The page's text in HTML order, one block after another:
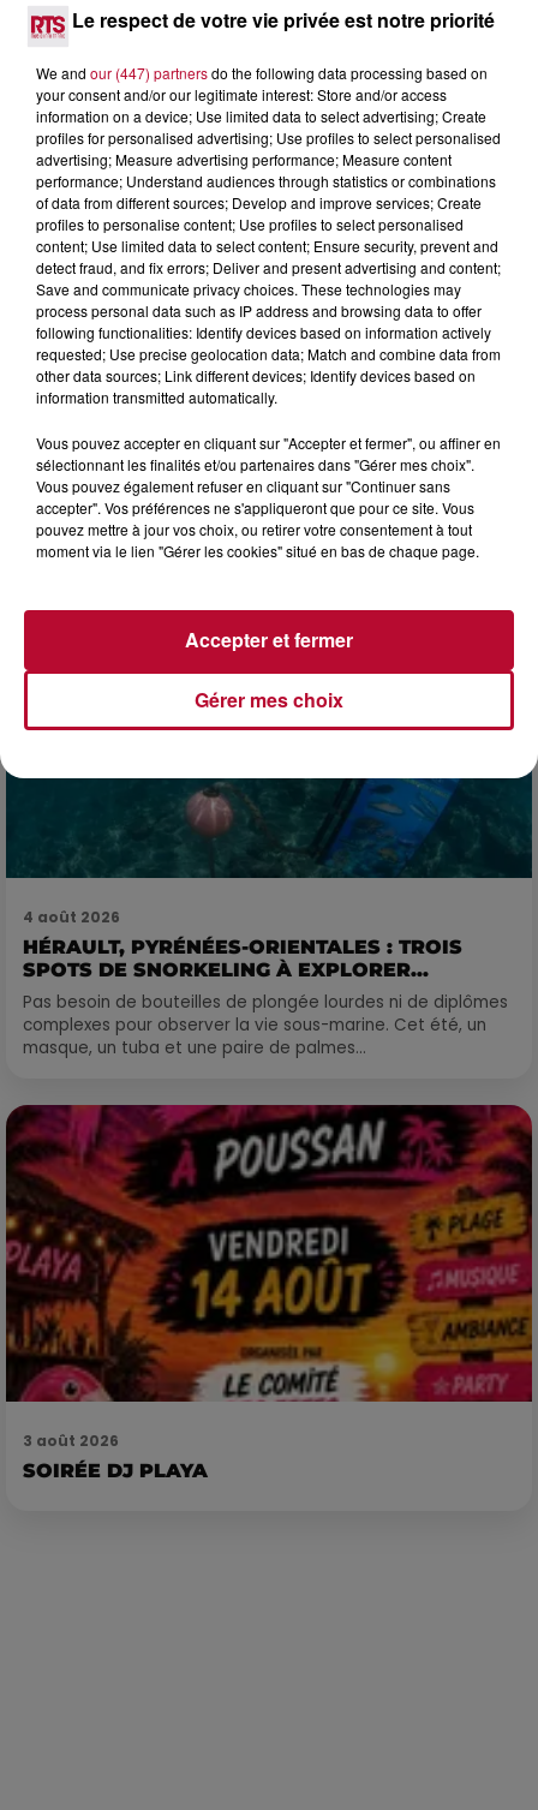
LES ARÈNES CES 3...
Après un franc succès l'été dernier, le spectacle « Le Rêve
du gladiateur » revient illuminer l'amphithéâtre romain les 6,
7 et 8 août. Une fresque nocturne...
4 août 2026
FÊTE DE LA POLYNÉSIE À VILLEVEYRAC
4 août 2026
HÉRAULT, PYRÉNÉES-ORIENTALES : TROIS
SPOTS DE SNORKELING À EXPLORER...
Pas besoin de bouteilles de plongée lourdes ni de diplômes
complexes pour observer la vie sous-marine. Cet été, un
masque, un tuba et une paire de palmes...
3 août 2026
SOIRÉE DJ PLAYA
Le respect de votre vie privée est notre priorité
We and our (447) partnersdo the following data processing based on
your consent and/or our legitimate interest: Store and/or access
information on a device; Use limited data to select advertising; Create
profiles for personalised advertising; Use profiles to select personalised
advertising; Measure advertising performance; Measure content
performance; Understand audiences through statistics or combinations
of data from different sources; Develop and improve services; Create
profiles to personalise content; Use profiles to select personalised
content; Use limited data to select content; Ensure security, prevent and
detect fraud, and fix errors; Deliver and present advertising and content;
Save and communicate privacy choices. These technologies may
process personal data such as IP address and browsing data to offer
following functionalities: Identify devices based on information actively
requested; Use precise geolocation data; Match and combine data from
other data sources; Link different devices; Identify devices based on
information transmitted automatically.
Vous pouvez accepter en cliquant sur "Accepter et fermer", ou affiner en
sélectionnant les finalités et/ou partenaires dans "Gérer mes choix".
Vous pouvez également refuser en cliquant sur "Continuer sans
accepter". Vos préférences ne s'appliqueront que pour ce site. Vous
pouvez mettre à jour vos choix, ou retirer votre consentement à tout
moment via le lien "Gérer les cookies" situé en bas de chaque page.
Gérer mes choix
Accepter et fermer